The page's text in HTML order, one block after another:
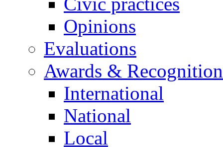
Opinions
Evaluations
Awards &
International
National
Local